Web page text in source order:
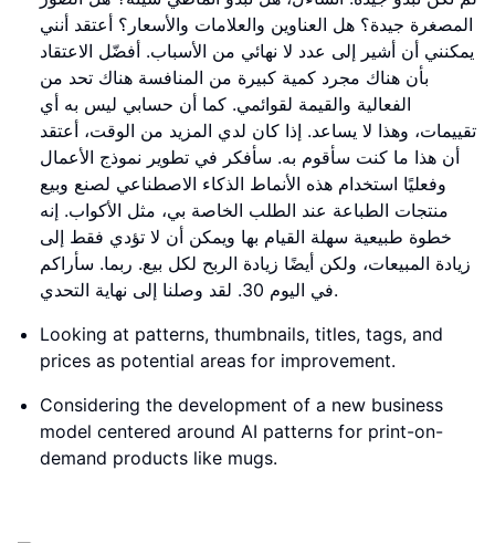
المصغرة جيدة؟ هل العناوين والعلامات والأسعار؟ أعتقد أنني
يمكنني أن أشير إلى عدد لا نهائي من الأسباب. أفضّل الاعتقاد
بأن هناك مجرد كمية كبيرة من المنافسة هناك تحد من
الفعالية والقيمة لقوائمي. كما أن حسابي ليس به أي
تقييمات، وهذا لا يساعد. إذا كان لدي المزيد من الوقت، أعتقد
أن هذا ما كنت سأقوم به. سأفكر في تطوير نموذج الأعمال
وفعليًا استخدام هذه الأنماط الذكاء الاصطناعي لصنع وبيع
منتجات الطباعة عند الطلب الخاصة بي، مثل الأكواب. إنه
خطوة طبيعية سهلة القيام بها ويمكن أن لا تؤدي فقط إلى
زيادة المبيعات، ولكن أيضًا زيادة الربح لكل بيع. ربما. سأراكم
في اليوم 30. لقد وصلنا إلى نهاية التحدي.
Looking at patterns, thumbnails, titles, tags, and
prices as potential areas for improvement.
Considering the development of a new business
model centered around AI patterns for print-on-
demand products like mugs.